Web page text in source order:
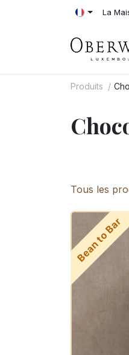
Se rendre au contenu La
Produits
Tous les
Bean to Bar